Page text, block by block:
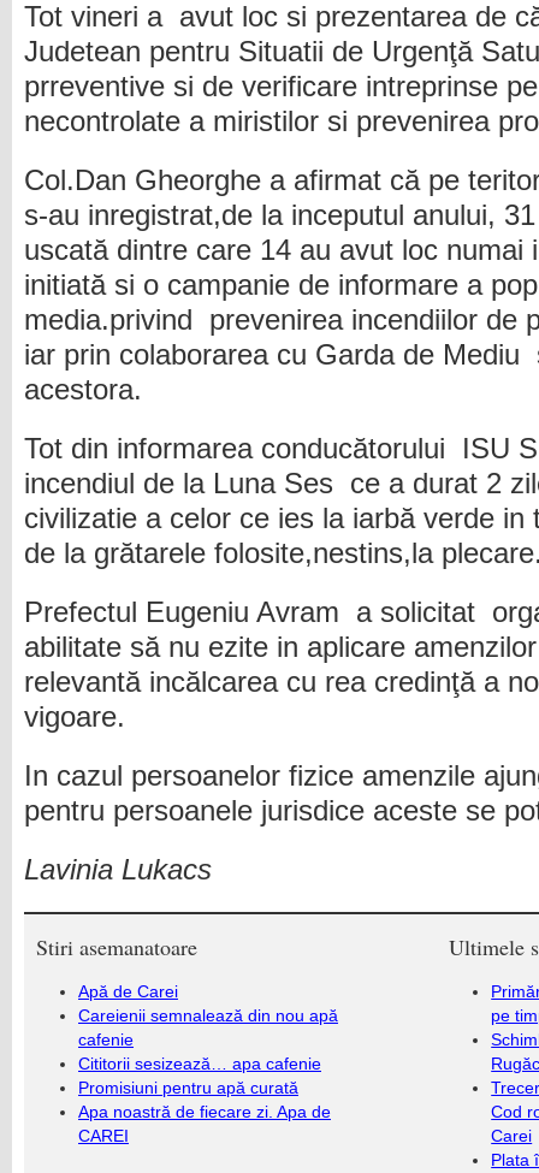
Tot vineri a avut loc si prezentarea de
Judetean pentru Situatii de Urgenţă
prreventive si de verificare intreprinse
necontrolate a miristilor si prevenirea
Col.Dan Gheorghe a afirmat că pe
s-au inregistrat,de la inceputul anului,
uscată dintre care 14 au avut loc numai
initiată si o campanie de informare a
media.privind prevenirea incendiilor de
iar prin colaborarea cu Garda de Mediu
acestora.
Tot din informarea conducătorului
ISU
incendiul de la Luna Ses
ce a durat 2
civilizatie a celor ce ies la iarbă verde in
de la grătarele folosite,nestins,la
Prefectul Eugeniu Avram
a solicitat
abilitate să nu ezite in aplicare
relevantă incălcarea cu rea credinţă a
vigoare.
In cazul persoanelor fizice amenzile
pentru persoanele jurisdice aceste se
Lavinia Lukacs
Stiri asemanatoare
Apă de Carei
Careienii semnalează din nou apă
cafenie
Cititorii sesizează… apa cafenie
Promisiuni pentru apă curată
Apa noastră de fiecare zi. Apa de
CAREI
Ultimele
pe
Cod
Carei
Plata